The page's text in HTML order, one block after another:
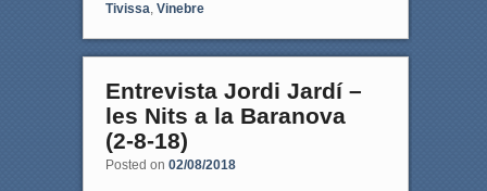
Tivissa, Vinebre
Entrevista Jordi Jardí –
les Nits a la Baranova
(2-8-18)
Posted on 02/08/2018